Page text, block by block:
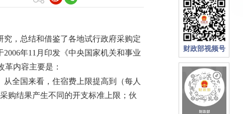
，总结和借鉴了各地试行政府采购定
年11月印发《中央国家机关和事业
革内容主要是：
全国来看，住宿费上限提高到（每人
购结果产生不同的开支标准上限；伙
财政部视频号